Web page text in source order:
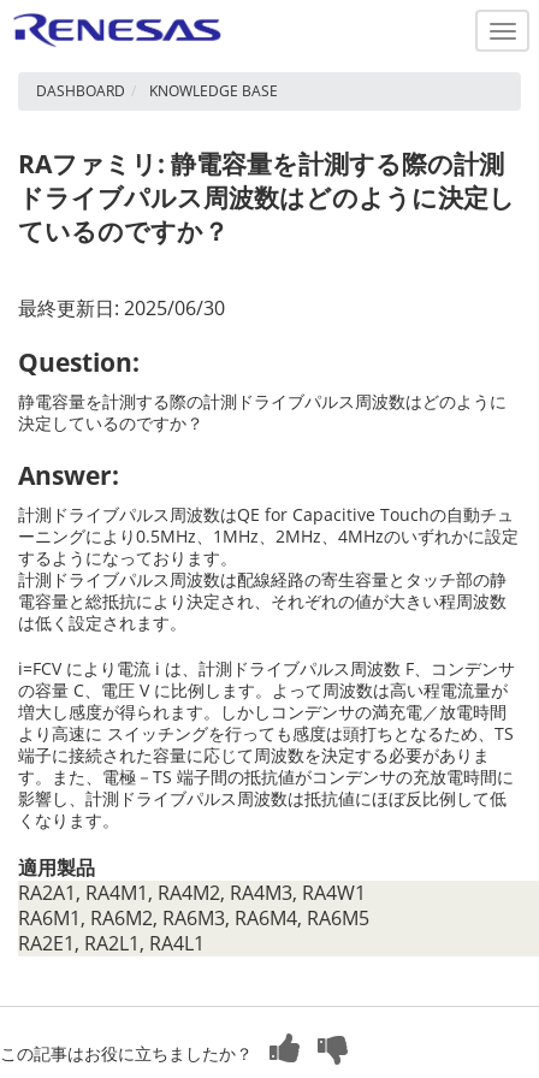
DASHBOARD KNOWLEDGE BASE
RAファミリ: 静電容量を計測する際の計測
ドライブパルス周波数はどのように決定し
ているのですか？
最終更新日: 2025/06/30
Question:
静電容量を計測する際の計測ドライブパルス周波数はどのように
決定しているのですか？
Answer:
計測ドライブパルス周波数はQE for Capacitive Touchの自動チュ
ーニングにより0.5MHz、1MHz、2MHz、4MHzのいずれかに設定
するようになっております。
計測ドライブパルス周波数は配線経路の寄生容量とタッチ部の静
電容量と総抵抗により決定され、それぞれの値が大きい程周波数
は低く設定されます。
i=FCV により電流 i は、計測ドライブパルス周波数 F、コンデンサ
の容量 C、電圧 V に比例します。よって周波数は高い程電流量が
増大し感度が得られます。しかしコンデンサの満充電／放電時間
より高速に スイッチングを行っても感度は頭打ちとなるため、TS
端子に接続された容量に応じて周波数を決定する必要がありま
す。また、電極－TS 端子間の抵抗値がコンデンサの充放電時間に
影響し、計測ドライブパルス周波数は抵抗値にほぼ反比例して低
くなります。
適用製品
RA2A1, RA4M1, RA4M2, RA4M3, RA4W1
RA6M1, RA6M2, RA6M3, RA6M4, RA6M5
RA2E1, RA2L1, RA4L1
この記事はお役に立ちましたか？